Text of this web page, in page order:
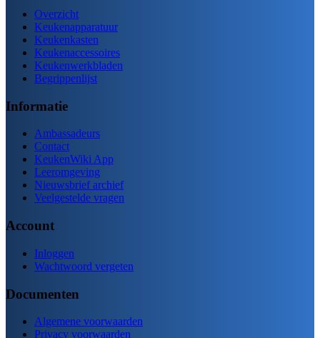
Overzicht
Keukenapparatuur
Keukenkasten
Keukenaccessoires
Keukenwerkbladen
Begrippenlijst
Informatie
Ambassadeurs
Contact
KeukenWiki App
Leeromgeving
Nieuwsbrief archief
Veelgestelde vragen
Account
Inloggen
Wachtwoord vergeten
Documenten
Algemene voorwaarden
Privacy voorwaarden